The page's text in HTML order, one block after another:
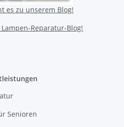
es zu unserem Blog!
Reparatur-Blog!
Senioren